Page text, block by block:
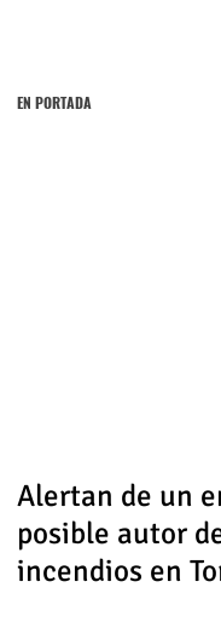
EN PORTADA
Alertan de un
posible autor
incendios en